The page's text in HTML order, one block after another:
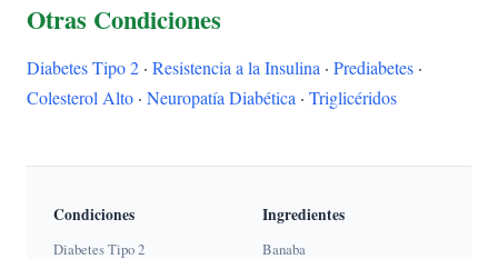
Otras Condiciones
Diabetes Tipo 2 · Resistencia a la Insulina · Prediabetes ·
Colesterol Alto · Neuropatía Diabética · Triglicéridos
Condiciones
Diabetes Tipo 2
Ingredientes
Banaba